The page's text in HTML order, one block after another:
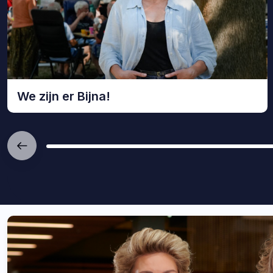
We zijn er Bijna!
We
zijn
er
Bijna!